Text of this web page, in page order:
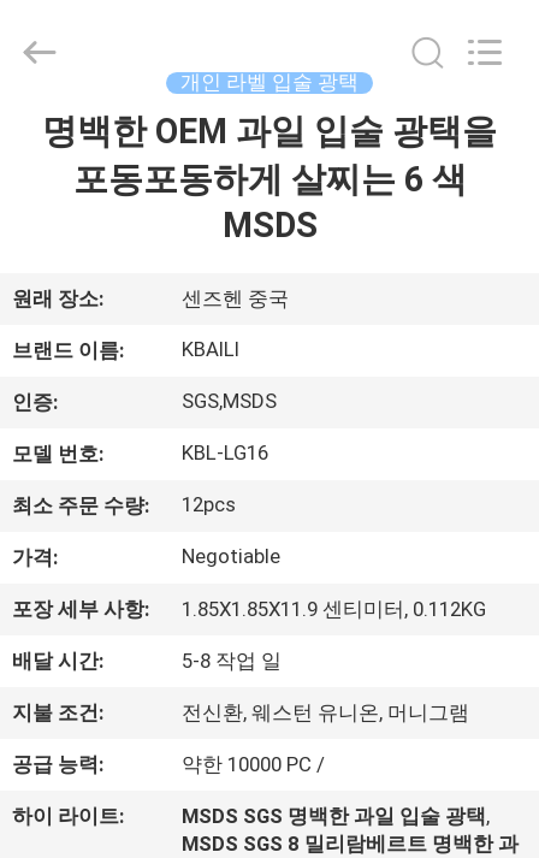
우
리
에
대
하
공
장
여
행
2022
Rights
개인 라벨 입술 광택
명백한 OEM 과일 입술 광택을
포동포동하게 살찌는 6 색
MSDS
원래 장소: 센즈헨 중국
브랜드 이름: KBAILI
인증: SGS,MSDS
모델 번호: KBL-LG16
최소 주문 수량: 12pcs
가격: Negotiable
포장 세부 사항: 1.85X1.85X11.9 센티미터, 0.112KG
배달 시간: 5-8 작업 일
지불 조건: 전신환, 웨스턴 유니온, 머니그램
공급 능력: 약한 10000 PC /
하이 라이트: MSDS SGS 명백한 과일 입술 광택,
MSDS SGS 8 밀리람베르트 명백한 과